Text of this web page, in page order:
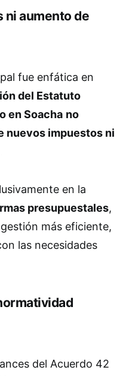
ni aumento de
fue enfática en
del Estatuto
en Soacha no
nuevos impuestos ni
en la
presupuestales,
más eficiente,
las necesidades
del Acuerdo 42